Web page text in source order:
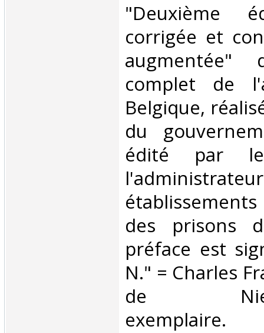
‎"Deuxième
corrigée et
complet de
Belgique,
du
édité par
des prisons
préface est
N." = Charles
de
exemplaire. ‎